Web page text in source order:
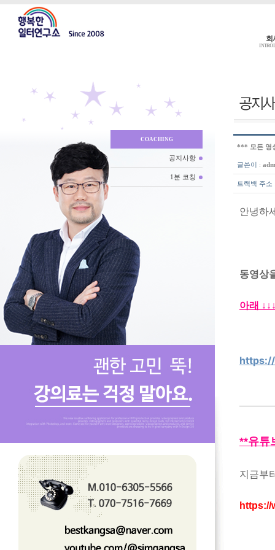
회
COACHING
공지사항
1분 코칭
*** 모든 영
글쓴이 :
트랙백 주소
안녕하
동영상
아래
**유튜
지금부
https://